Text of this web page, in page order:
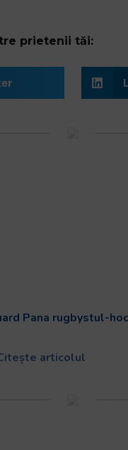
prietenii tăi:
Pana rugbystul-
articolul